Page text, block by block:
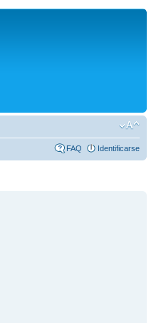
FAQ Identificarse